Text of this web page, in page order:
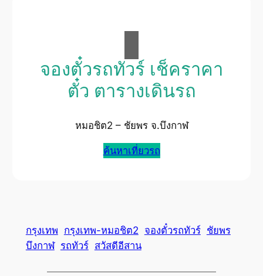
จองตั๋วรถทัวร์ เช็คราคา
ตั๋ว ตารางเดินรถ
หมอชิต2 – ชัยพร จ.บึงกาฬ
ค้นหาเที่ยวรถ
กรุงเทพ กรุงเทพ-หมอชิต2 จองตั๋วรถทัวร์ ชัยพร
บึงกาฬ รถทัวร์ สวัสดีอีสาน